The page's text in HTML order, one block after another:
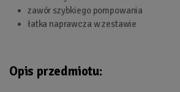
zawór szybkiego pompowania
łatka naprawcza w zestawie
Opis przedmiotu: